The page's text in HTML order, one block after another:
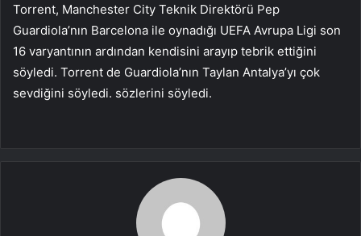
Torrent, Manchester City Teknik Direktörü Pep
Guardiola’nın Barcelona ile oynadığı UEFA Avrupa Ligi son
16 varyantının ardından kendisini arayıp tebrik ettiğini
söyledi. Torrent de Guardiola’nın Taylan Antalya’yı çok
sevdiğini söyledi. sözlerini söyledi.